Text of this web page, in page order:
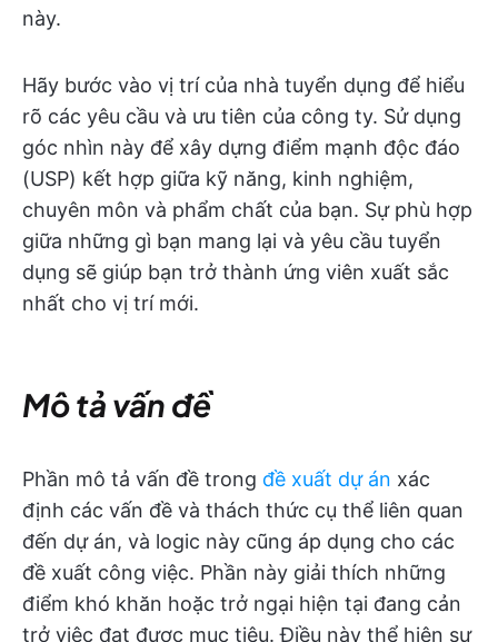
này.
Hãy bước vào vị trí của nhà tuyển dụng để hiểu
rõ các yêu cầu và ưu tiên của công ty. Sử dụng
góc nhìn này để xây dựng điểm mạnh độc đáo
(USP) kết hợp giữa kỹ năng, kinh nghiệm,
chuyên môn và phẩm chất của bạn. Sự phù hợp
giữa những gì bạn mang lại và yêu cầu tuyển
dụng sẽ giúp bạn trở thành ứng viên xuất sắc
nhất cho vị trí mới.
Mô tả vấn đề
Phần mô tả vấn đề trong đề xuất dự án xác
định các vấn đề và thách thức cụ thể liên quan
đến dự án, và logic này cũng áp dụng cho các
đề xuất công việc. Phần này giải thích những
điểm khó khăn hoặc trở ngại hiện tại đang cản
trở việc đạt được mục tiêu. Điều này thể hiện sự